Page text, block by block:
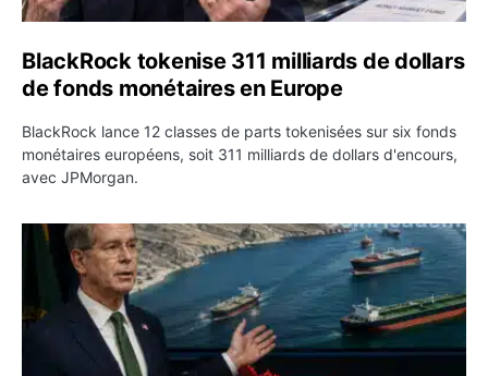
BlackRock tokenise 311 milliards de dollars
de fonds monétaires en Europe
BlackRock lance 12 classes de parts tokenisées sur six fonds
monétaires européens, soit 311 milliards de dollars d'encours,
avec JPMorgan.
Pétrole : le Brent passe sous 80 dollars après